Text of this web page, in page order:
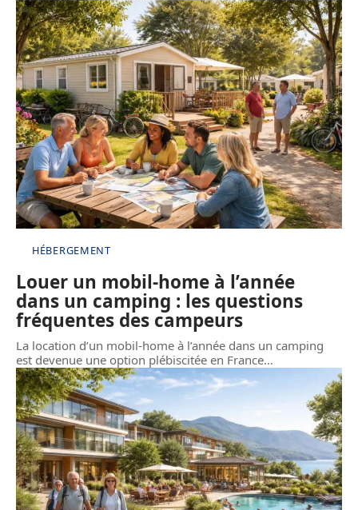
HÉBERGEMENT
Louer un mobil-home à l’année
dans un camping : les questions
fréquentes des campeurs
La location d’un mobil-home à l’année dans un camping
est devenue une option plébiscitée en France…